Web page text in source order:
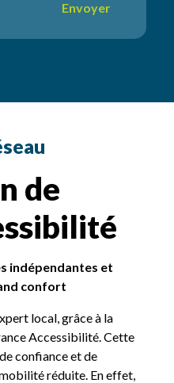
Envoyer
de
indépendantes et
confort
local, grâce à la
Accessibilité. Cette
confiance et de
réduite. En effet,